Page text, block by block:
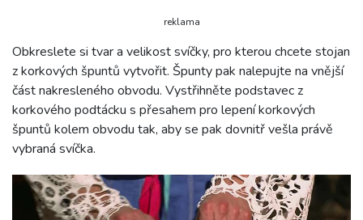
reklama
Obkreslete si tvar a velikost svíčky, pro kterou chcete stojan
z korkových špuntů vytvořit. Špunty pak nalepujte na vnější
část nakresleného obvodu. Vystřihněte podstavec z
korkového podtácku s přesahem pro lepení korkových
špuntů kolem obvodu tak, aby se pak dovnitř vešla právě
vybraná svíčka.